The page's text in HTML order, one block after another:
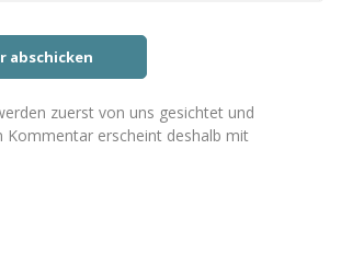
zuerst von uns gesichtet und
Kommentar erscheint deshalb mit